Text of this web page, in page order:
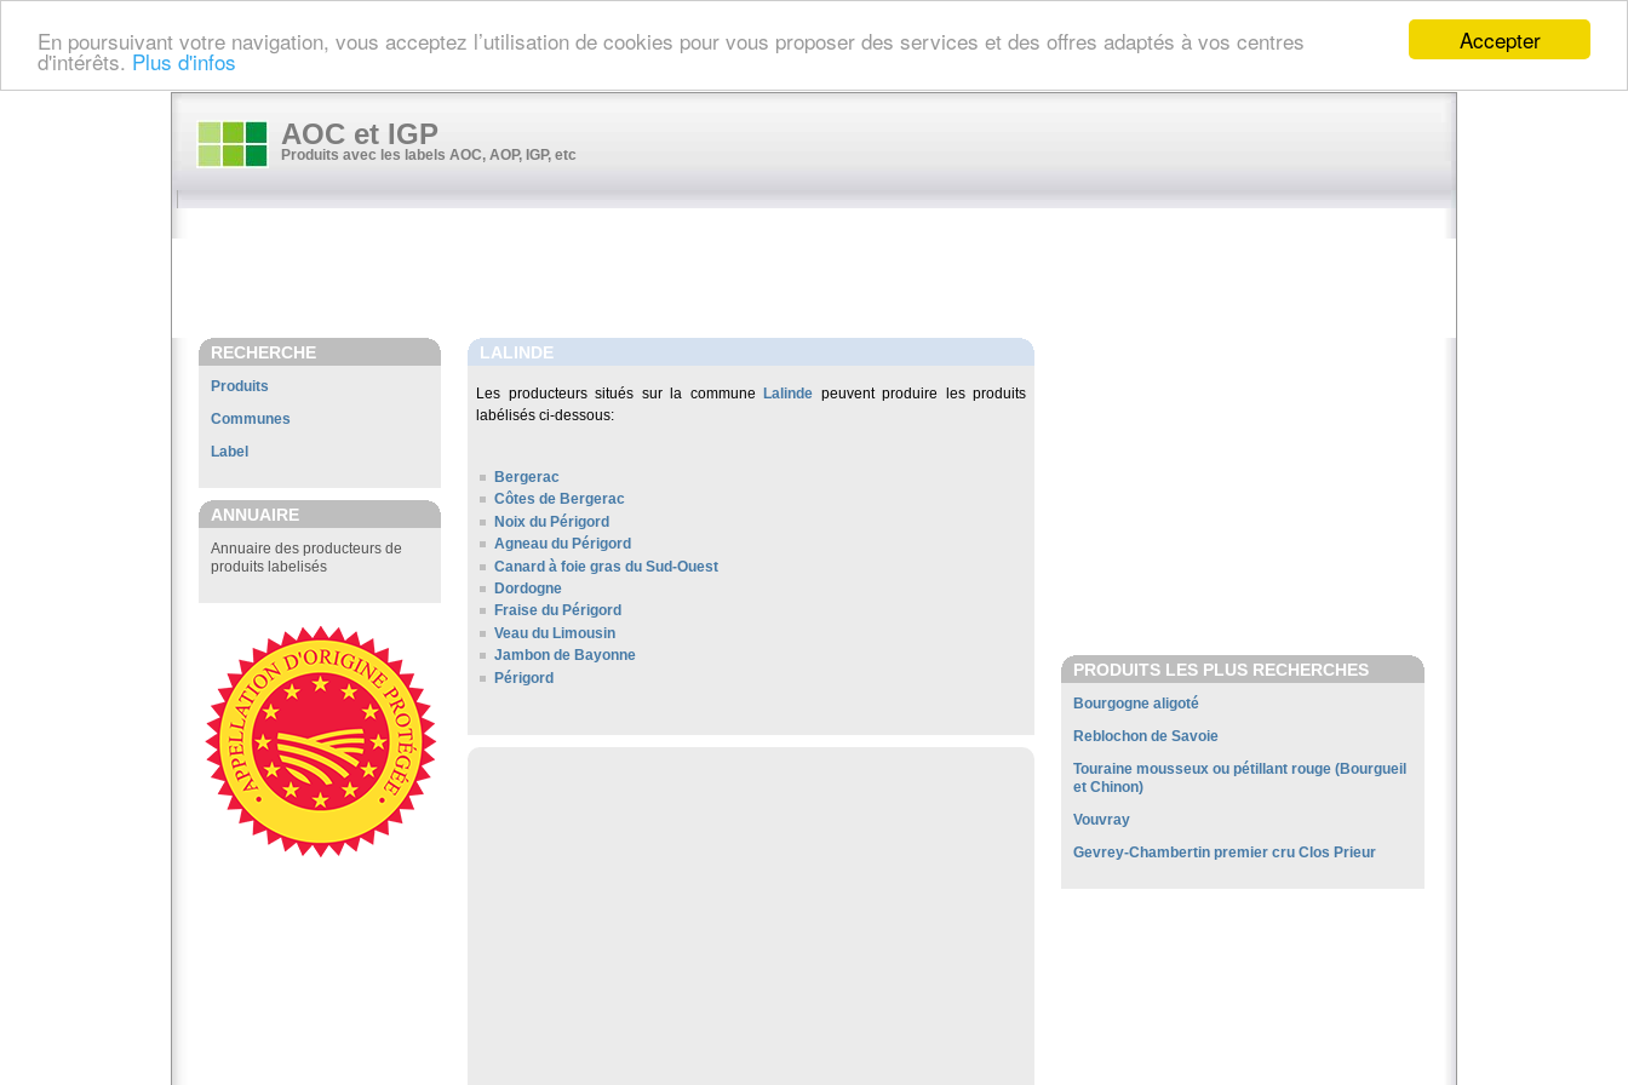
Accepter
En poursuivant votre navigation, vous acceptez l’utilisation de cookies pour vous proposer des services et des offres adaptés à vos centres
d'intérêts. Plus d'infos
AOC et IGP
Produits avec les labels AOC, AOP, IGP, etc
RECHERCHE
Produits
Communes
Label
ANNUAIRE
Annuaire des producteurs de
produits labelisés
LALINDE
Les producteurs situés sur la commune Lalinde peuvent produire les produits
labélisés ci-dessous:
Bergerac
Côtes de Bergerac
Noix du Périgord
Agneau du Périgord
Canard à foie gras du Sud-Ouest
Dordogne
Fraise du Périgord
Veau du Limousin
Jambon de Bayonne
Périgord
PRODUITS LES PLUS RECHERCHES
Bourgogne aligoté
Reblochon de Savoie
Touraine mousseux ou pétillant rouge (Bourgueil
et Chinon)
Vouvray
Gevrey-Chambertin premier cru Clos Prieur